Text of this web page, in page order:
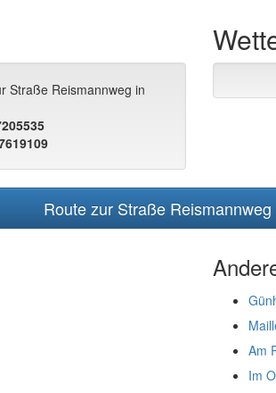
Straße Reismannweg in
Route zur Straße
Am
Im